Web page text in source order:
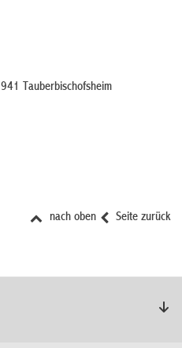
Tauberbischofsheim
Seite zurück
nach oben